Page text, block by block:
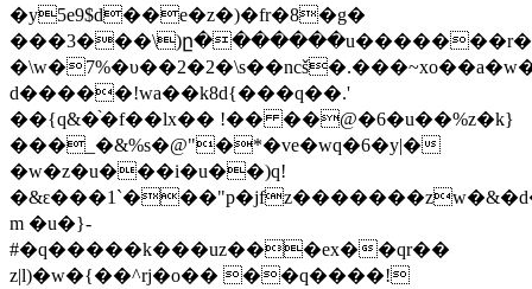
�y5e9$d��e�z�)�fr�8�g�
d�����!wa��k8d{���q��.'
��{q&�֨�f��lx�� !�� ��@�6�u��%z�k}
���_�&%s�@"�*�ve�wq�6�y|�
�w�z�u���i�u��)q!
m �u�}-
#�q�����k���uz���ex��qr��
z|l)�w�{��^rj�o�� ��q����!